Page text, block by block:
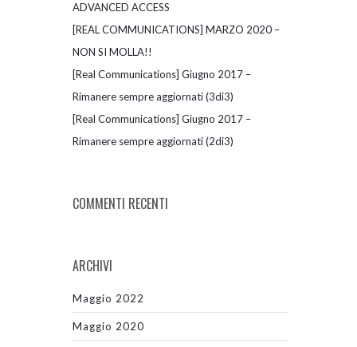
ADVANCED ACCESS
[REAL COMMUNICATIONS] MARZO 2020 –
NON SI MOLLA!!
[Real Communications] Giugno 2017 –
Rimanere sempre aggiornati (3di3)
[Real Communications] Giugno 2017 –
Rimanere sempre aggiornati (2di3)
COMMENTI RECENTI
ARCHIVI
Maggio 2022
Maggio 2020